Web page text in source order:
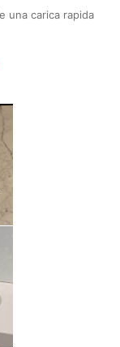
una carica rapida